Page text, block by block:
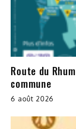
Route du
commune
6 août 2026